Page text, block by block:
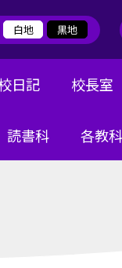
白地 黒地
日記 校長室
読書科 各教